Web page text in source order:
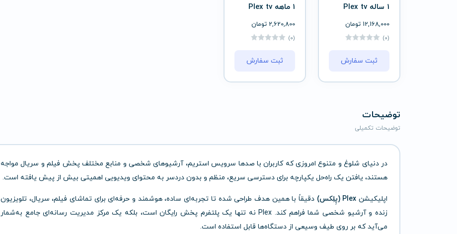
1 ساله Plex tv
12,168,000 تومان
(0)
ثبت سفارش
1 ماهه Plex tv
2,620,800 تومان
(0)
ثبت سفارش
توضیحات
توضیحات تکمیلی
در دنیای شلوغ و متنوع امروزی که کاربران با صدها سرویس استریم، آرشیوهای شخصی و منابع مختلف پخش فیلم و سریال مواجه
هستند، یافتن یک راه‌حل یکپارچه برای دسترسی سریع، منظم و بدون دردسر به محتوای ویدیویی اهمیتی بیش از پیش یافته است.
اپلیکیشن Plex (پِلِکس)
دقیقاً با همین هدف طراحی شده تا تجربه‌ای ساده، هوشمند و حرفه‌ای برای تماشای فیلم، سریال، تلویزیون
زنده و آرشیو شخصی شما فراهم کند. Plex نه تنها یک پلتفرم پخش رایگان است، بلکه یک مرکز مدیریت رسانه‌ای جامع به‌شمار
می‌آید که بر روی طیف وسیعی از دستگاه‌ها قابل استفاده است.